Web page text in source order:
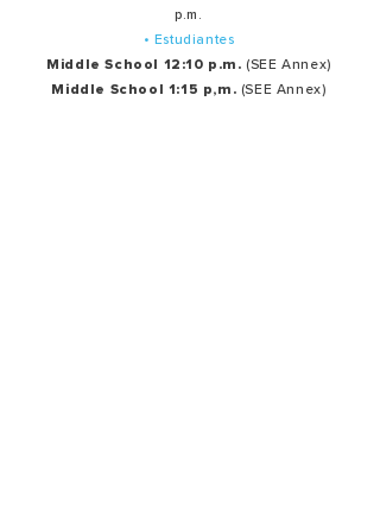
p.m.
• Estudiantes
Middle School 12:10 p.m. (SEE Annex)
Middle School 1:15 p,m. (SEE Annex)